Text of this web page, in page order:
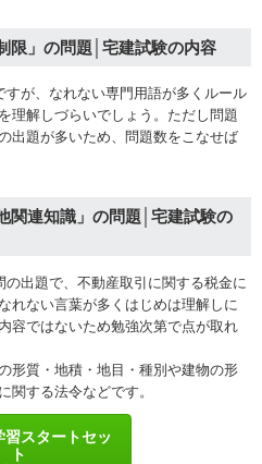
限」の問題│宅建試験の内容
が、なれない専門用語が多くルール
理解しづらいでしょう。ただし問題
出題が多いため、問題数をこなせば
関連知識」の問題│宅建試験の
出題で、不動産取引に関する税金に
れない言葉が多くはじめは理解しに
容ではないため勉強次第で点が取れ
形質・地積・地目・種別や建物の形
関する法令などです。
習スタートセッ
ト